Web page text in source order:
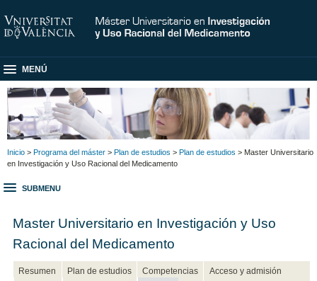
MENÚ
Inicio > Programa del máster > Plan de estudios > Plan de estudios > Master Universitario
en Investigación y Uso Racional del Medicamento
SUBMENU
Master Universitario en Investigación y Uso
Racional del Medicamento
Resumen Plan de estudios Competencias
Acceso y admisión